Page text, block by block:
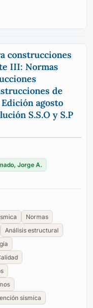
construcciones
III: Normas
de
agosto
S.S.O y S.P
Jorge A.
Normas
Análisis estructural
sísmica